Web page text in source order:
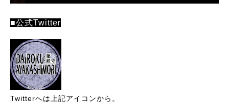
■公式Twitter
Twitterへは上記アイコンから。